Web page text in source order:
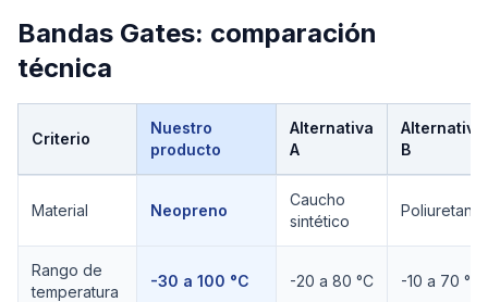
Bandas Gates: comparación
técnica
Criterio
Nuestro
producto
Alternativa
A
Alternativa
B
Material Neopreno
Caucho
sintético
Poliuretano
Rango de
temperatura
-30 a 100 °C -20 a 80 °C -10 a 70 °C